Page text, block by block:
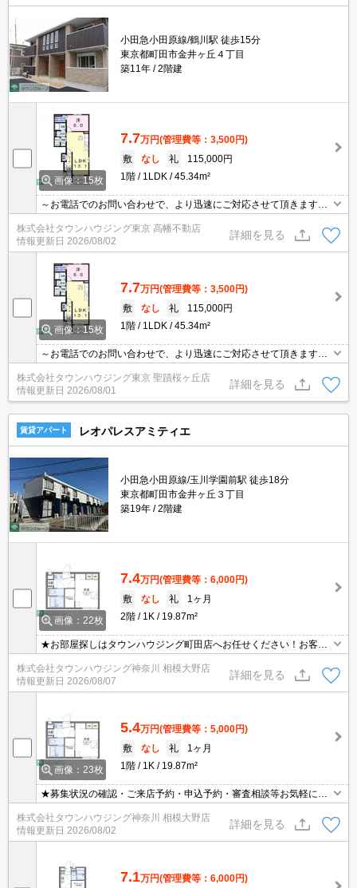
小田急小田原線/鶴川駅 徒歩15分
東京都町田市金井ヶ丘４丁目
築11年
2階建
画像：15枚
7.7万円(管理費等：3,500円)
敷
なし 礼
115,000円
1階
1LDK 45.34m²
～お電話でのお問い合わせで、より迅速にご対応させて頂きます～
地域密着タウンハウジングまで～
株式会社タウンハウジング東京 高幡不動店
情報更新日 2026/08/02
詳細を見る
画像：15枚
7.7万円(管理費等：3,500円)
敷
なし 礼
115,000円
1階
1LDK 45.34m²
～お電話でのお問い合わせで、より迅速にご対応させて頂きます～
地域密着タウンハウジングまで～
株式会社タウンハウジング東京 聖蹟桜ヶ丘店
情報更新日 2026/08/01
詳細を見る
賃貸アパート レオパレスアミティエ
小田急小田原線/玉川学園前駅 徒歩18分
東京都町田市金井ヶ丘３丁目
築19年
2階建
画像：22枚
7.4万円(管理費等：6,000円)
敷
なし 礼
1ヶ月
2階
1K 19.87m²
★お部屋探しはタウンハウジング町田店へお任せください！お客様
のご条件にピッタリなお部屋をご紹介可能です！！お引越しのプロ
が精一杯お手伝いさせていただきます！！★
株式会社タウンハウジング神奈川 相模大野店
情報更新日 2026/08/07
詳細を見る
画像：23枚
5.4万円(管理費等：5,000円)
敷
なし 礼
1ヶ月
1階
1K 19.87m²
★募集状況の確認・ご来店予約・申込予約・審査相談等お気軽にご
連絡ください★
株式会社タウンハウジング神奈川 相模大野店
情報更新日 2026/08/02
詳細を見る
7.1万円(管理費等：6,000円)